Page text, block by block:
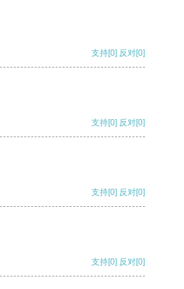
支持[0] 反对[0]
支持[0] 反对[0]
支持[0] 反对[0]
支持[0] 反对[0]